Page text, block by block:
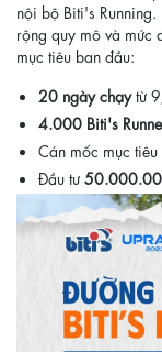
nội bộ Biti's
rộng quy mô và mức
mục tiêu ban đầu:
20 ngày chạytừ
4.000 Biti's
Cán mốc mục tiêu
Đầu tư